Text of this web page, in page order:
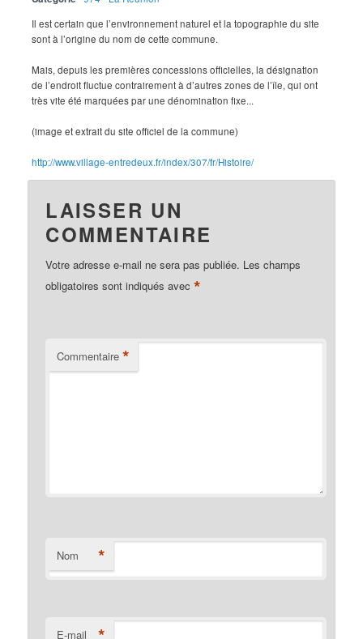
Il est certain que l’environnement naturel et la topographie du site
sont à l’origine du nom de cette commune.
Mais, depuis les premières concessions officielles, la désignation
de l’endroit fluctue contrairement à d’autres zones de l’île, qui ont
très vite été marquées par une dénomination fixe...
(image et extrait du site officiel de la commune)
http://www.village-entredeux.fr/index/307/fr/Histoire/
LAISSER UN
COMMENTAIRE
Votre adresse e-mail ne sera pas publiée. Les champs
obligatoires sont indiqués avec*
Commentaire *
Nom *
E-mail